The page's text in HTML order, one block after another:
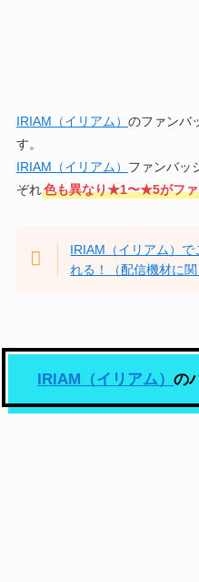
IRIAM（イリアム） のファンバ
す。
IRIAM（イリアム） ファンバッ
ぞれ色も異なり★1〜★5がファ
IRIAM（イリアム）
れる！（配信機材に関
IRIAM（イリアム）の